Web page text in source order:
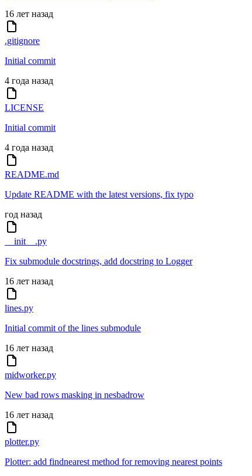
16 лет назад
.gitignore
Initial commit
4 года назад
LICENSE
Initial commit
4 года назад
README.md
Update README with the latest versions, fix typo
год назад
__init__.py
Fix submodule docstrings, add docstring to Logger
16 лет назад
lines.py
Initial commit of the lines submodule
16 лет назад
midworker.py
New bad rows masking in nesbadrow
16 лет назад
plotter.py
Plotter: add findnearest method for removing nearest points